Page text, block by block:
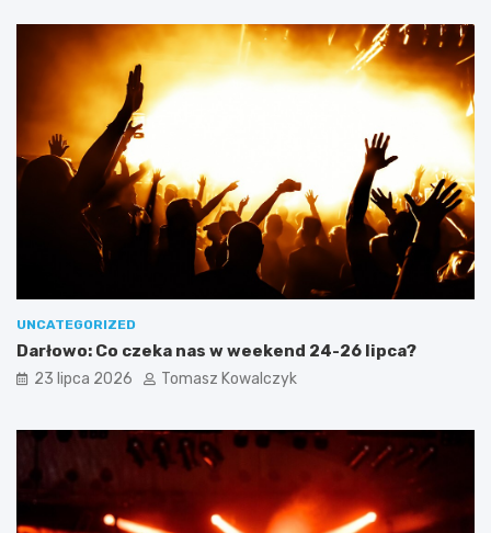
UNCATEGORIZED
Darłowo: Co czeka nas w weekend 24-26 lipca?
23 lipca 2026 Tomasz Kowalczyk